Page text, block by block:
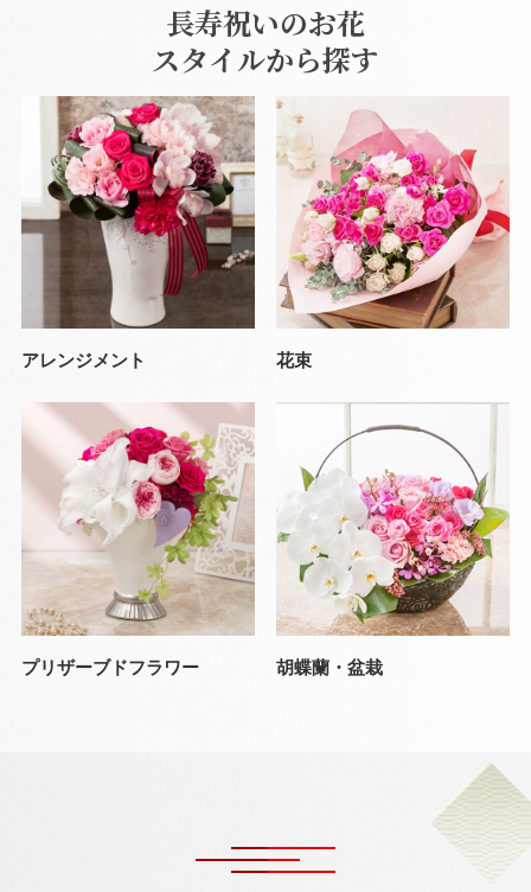
長寿祝いのお花
スタイルから探す
アレンジメント 花束
プリザーブドフラワー 胡蝶蘭・盆栽